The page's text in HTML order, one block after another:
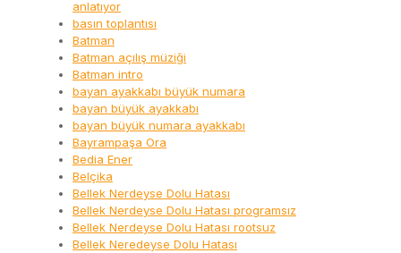
anlatıyor
basın toplantısı
Batman
Batman açılış müziği
Batman intro
bayan ayakkabı büyük numara
bayan büyük ayakkabı
bayan büyük numara ayakkabı
Bayrampaşa Ora
Bedia Ener
Belçika
Bellek Nerdeyse Dolu Hatası
Bellek Nerdeyse Dolu Hatası programsız
Bellek Nerdeyse Dolu Hatası rootsuz
Bellek Neredeyse Dolu Hatası